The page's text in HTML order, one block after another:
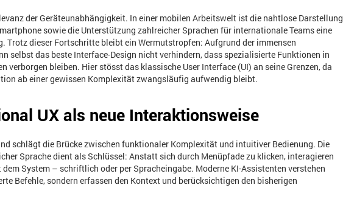
der Geräteunabhängigkeit. In einer mobilen Arbeitswelt ist die nahtlose Darstellung
sowie die Unterstützung zahlreicher Sprachen für internationale Teams eine
Trotz dieser Fortschritte bleibt ein Wermutstropfen: Aufgrund der immensen
selbst das beste Interface-Design nicht verhindern, dass spezialisierte Funktionen in
verborgen bleiben. Hier stösst das klassische User Interface (UI) an seine Grenzen, da
ab einer gewissen Komplexität zwangsläufig aufwendig bleibt.
UX als neue Interaktionsweise
schlägt die Brücke zwischen funktionaler Komplexität und intuitiver Bedienung. Die
Sprache dient als Schlüssel: Anstatt sich durch Menüpfade zu klicken, interagieren
System – schriftlich oder per Spracheingabe. Moderne KI-Assistenten verstehen
Befehle, sondern erfassen den Kontext und berücksichtigen den bisherigen